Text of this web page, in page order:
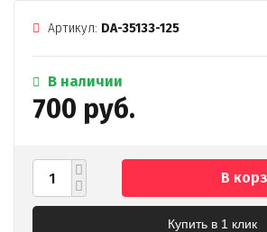
Артикул: DA-35133-125
В наличии
700 руб.
В
Купить в 1 клик